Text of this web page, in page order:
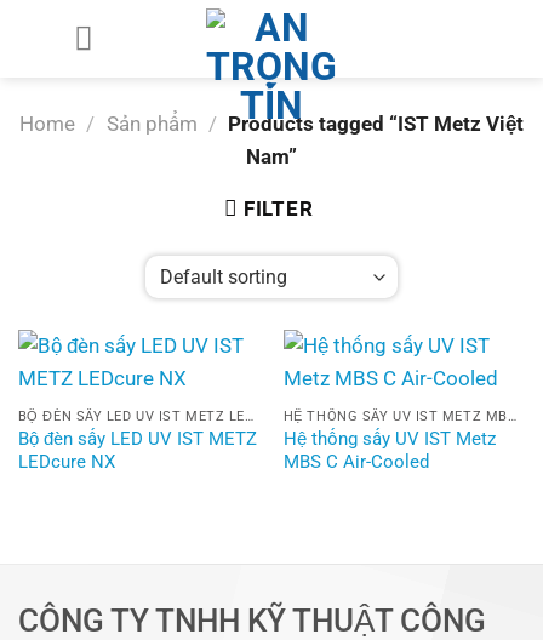
dungHome / Sản phẩm / Products tagged “IST Metz Việt
Nam”
FILTER
BỘ ĐÈN SẤY LED UV IST METZ LEDCURE NX
Bộ đèn sấy LED UV IST METZ
LEDcure NX
HỆ THỐNG SẤY UV IST METZ MBS C AIR-COOLED
Hệ thống sấy UV IST Metz
MBS C Air-Cooled
CÔNG TY TNHH KỸ THUẬT CÔNG